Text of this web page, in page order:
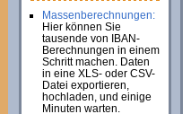
Massenberechnungen:
Hier können Sie
tausende von IBAN-
Berechnungen in einem
Schritt machen. Daten
in eine XLS- oder CSV-
Datei exportieren,
hochladen, und einige
Minuten warten.